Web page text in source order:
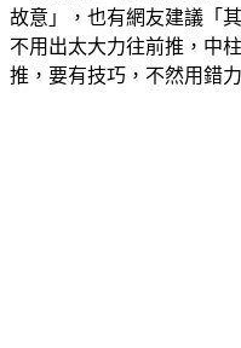
故意」，也有網友建議「
不用出太大力往前推，中
推，要有技巧，不然用錯